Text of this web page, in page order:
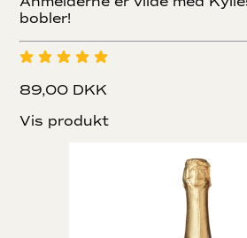
bobler!
89,00 DKK
Vis produkt